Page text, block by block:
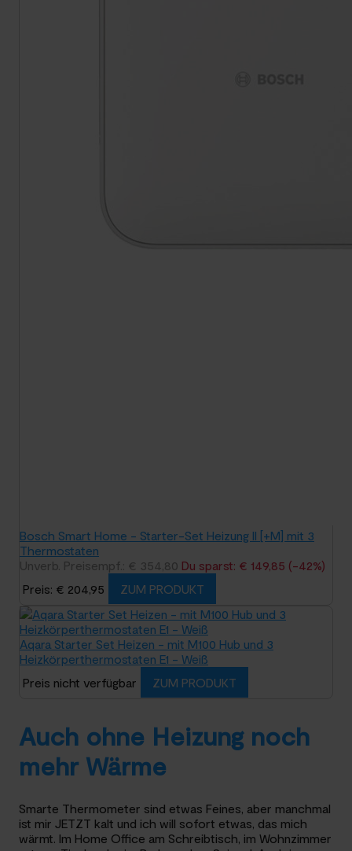
Bosch Smart Home - Starter-Set Heizung II [+M] mit 3
Thermostaten
Unverb. Preisempf.: € 354,80 Du sparst: € 149,85 (-42%)
Preis: € 204,95
ZUM PRODUKT
Aqara Starter Set Heizen - mit M100 Hub und 3
Heizkörperthermostaten E1 - Weiß
Preis nicht verfügbar
ZUM PRODUKT
Auch ohne Heizung noch
mehr Wärme
Smarte Thermometer sind etwas Feines, aber manchmal
ist mir JETZT kalt und ich will sofort etwas, das mich
wärmt. Im Home Office am Schreibtisch, im Wohnzimmer